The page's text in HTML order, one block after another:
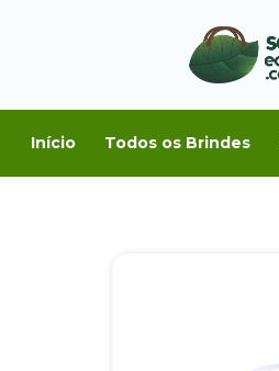
Início Todos os Brindes